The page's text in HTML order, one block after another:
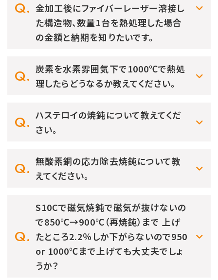
金加工後にファイバーレーザー溶接し
た構造物、数量1台を熱処理した場合
の金額と納期を知りたいです。
炭素を水素雰囲気下で1000℃で熱処
理したらどうなるか教えてください。
ハステロイの焼鈍について教えてくだ
さい。
無酸素銅の応力除去焼鈍について教
えてください。
S10Cで磁気焼鈍で磁気が抜けないの
で850℃→900℃（再焼鈍）まで 上げ
たところ2.2％しか下がらないので950
or 1000℃まで上げても大丈夫でしょ
うか？